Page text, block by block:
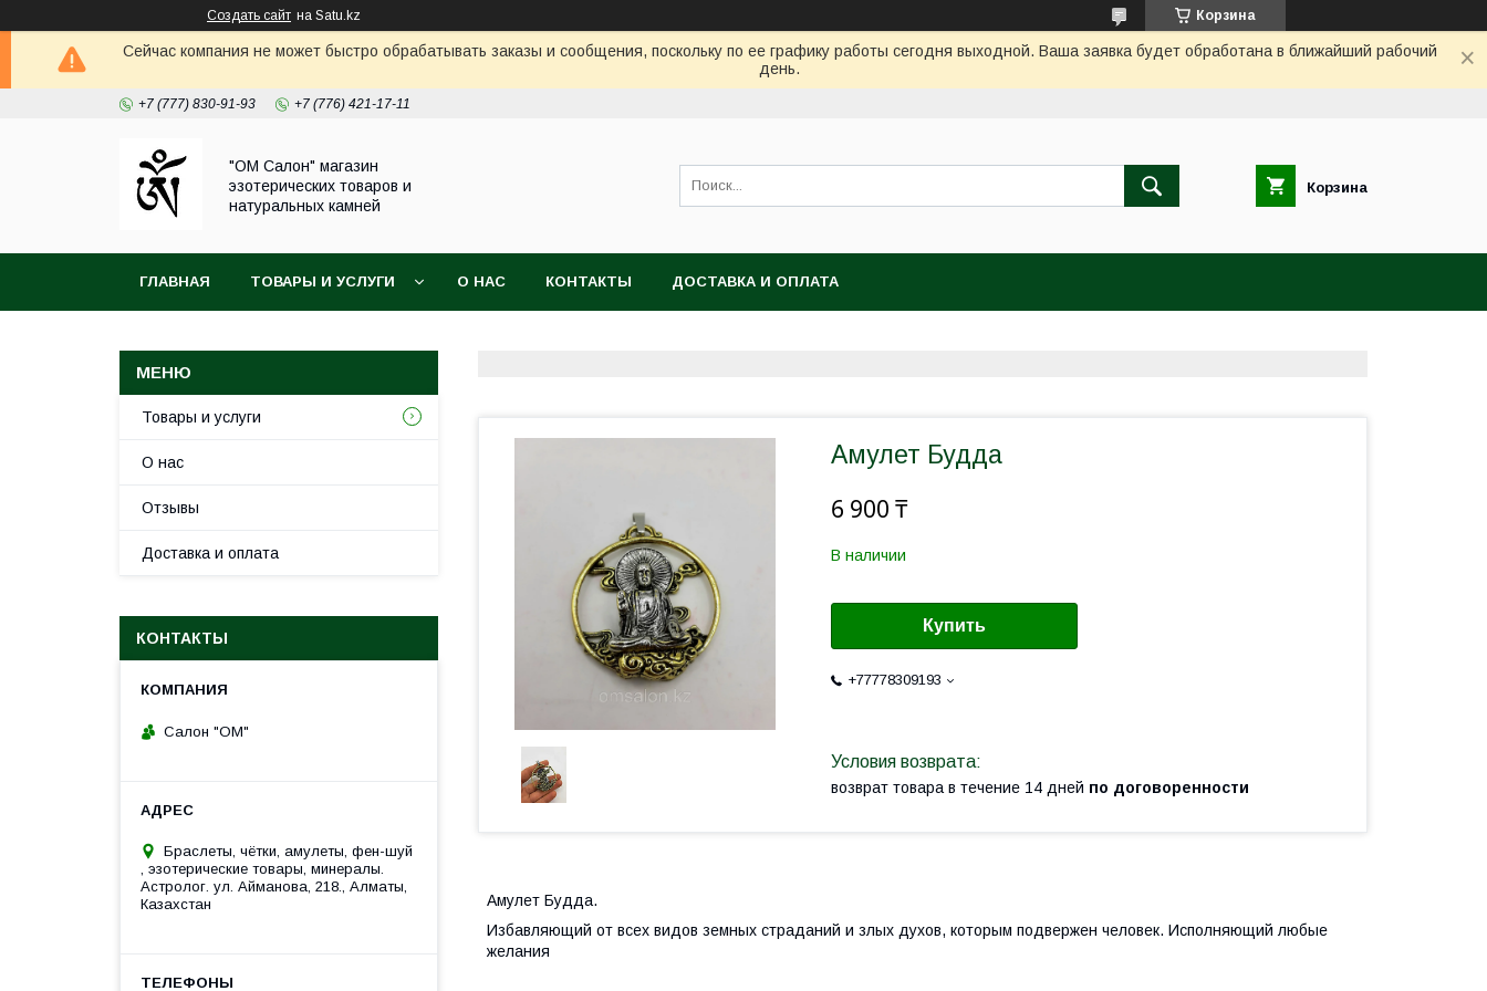
Создать сайт на Satu.kz Корзина
Сейчас компания не может быстро обрабатывать заказы и сообщения, поскольку по ее графику работы сегодня выходной. Ваша заявка будет обработана в ближайший рабочий
день.
+7 (777) 830-91-93 +7 (776) 421-17-11
"ОМ Салон" магазин
эзотерических товаров и
натуральных камней
Корзина
ГЛАВНАЯ ТОВАРЫ И УСЛУГИ О НАС КОНТАКТЫ ДОСТАВКА И ОПЛАТА
Амулет Будда
6 900 ₸
В наличии
Купить
+77778309193
возврат товара в течение 14 дней по договоренности
Амулет Будда.
Избавляющий от всех видов земных страданий и злых духов, которым подвержен человек. Исполняющий любые
желания
Товары и услуги
О нас
Отзывы
Доставка и оплата
КОНТАКТЫ
Салон "ОМ"
Браслеты, чётки, амулеты, фен-шуй
, эзотерические товары, минералы.
Астролог. ул. Айманова, 218., Алматы,
Казахстан